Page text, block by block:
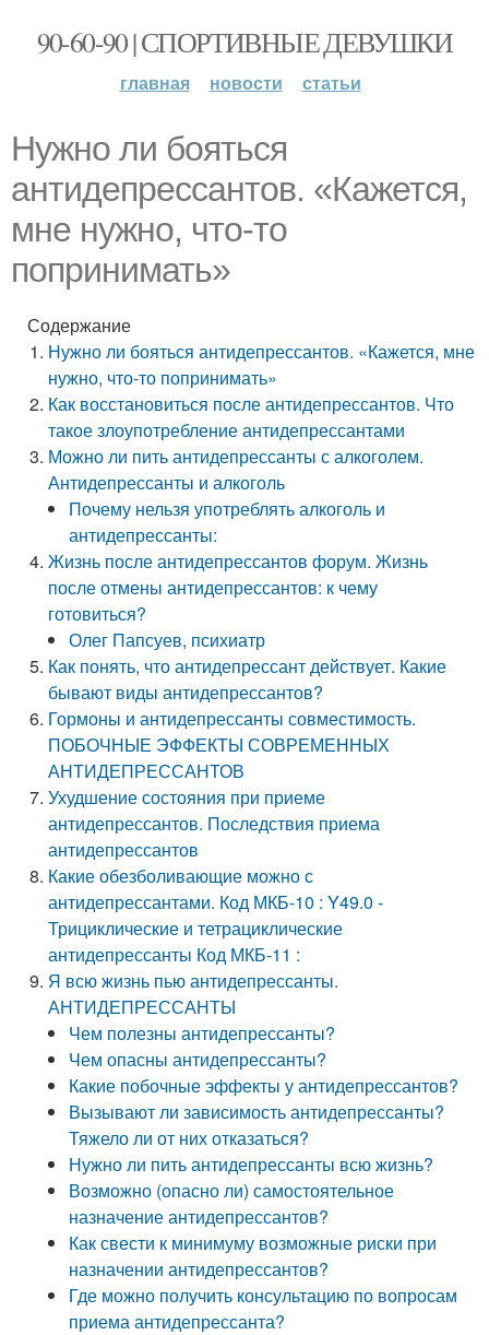
90-60-90 | СПОРТИВНЫЕ ДЕВУШКИ
главная новости статьи
Нужно ли бояться
антидепрессантов. «Кажется,
мне нужно, что-то
попринимать»
Содержание
Нужно ли бояться антидепрессантов. «Кажется, мне
нужно, что-то попринимать»
Как восстановиться после антидепрессантов. Что
такое злоупотребление антидепрессантами
Можно ли пить антидепрессанты с алкоголем.
Антидепрессанты и алкоголь
Почему нельзя употреблять алкоголь и
антидепрессанты:
Жизнь после антидепрессантов форум. Жизнь
после отмены антидепрессантов: к чему
готовиться?
Олег Папсуев, психиатр
Как понять, что антидепрессант действует. Какие
бывают виды антидепрессантов?
Гормоны и антидепрессанты совместимость.
ПОБОЧНЫЕ ЭФФЕКТЫ СОВРЕМЕННЫХ
АНТИДЕПРЕССАНТОВ
Ухудшение состояния при приеме
антидепрессантов. Последствия приема
антидепрессантов
Какие обезболивающие можно с
антидепрессантами. Код МКБ-10 : Y49.0 -
Трициклические и тетрациклические
антидепрессанты Код МКБ-11 :
Я всю жизнь пью антидепрессанты.
АНТИДЕПРЕССАНТЫ
Чем полезны антидепрессанты?
Чем опасны антидепрессанты?
Какие побочные эффекты у антидепрессантов?
Вызывают ли зависимость антидепрессанты?
Тяжело ли от них отказаться?
Нужно ли пить антидепрессанты всю жизнь?
Возможно (опасно ли) самостоятельное
назначение антидепрессантов?
Как свести к минимуму возможные риски при
назначении антидепрессантов?
Где можно получить консультацию по вопросам
приема антидепрессанта?